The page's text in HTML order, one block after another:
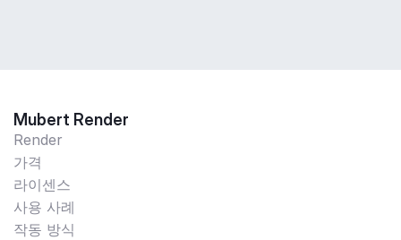
Mubert Render
Render
가격
라이센스
사용 사례
작동 방식